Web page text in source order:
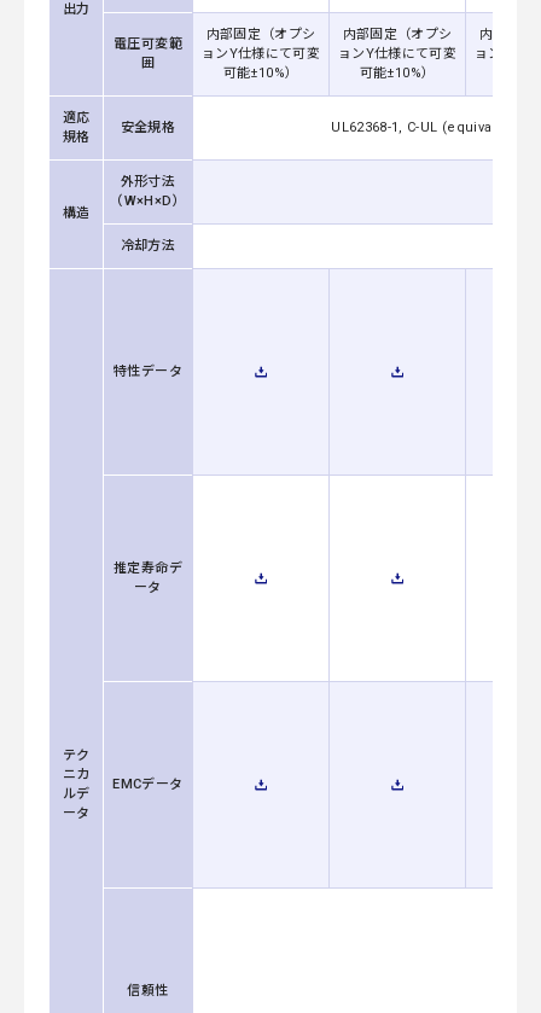
出力
電圧可変範
囲
内部固定（オプシ
ョンY仕様にて可変
可能±10%）
内部固定（オプシ
ョンY仕様にて可変
可能±10%）
内部固定
ョンY仕
適応
規格
安全規格 UL62368-1, C-UL (equivalent to
構造
外形寸法
（W×H×D）
冷却方法
テク
ニカ
ルデ
ータ
特性データ
推定寿命デ
ータ
EMCデータ
信頼性